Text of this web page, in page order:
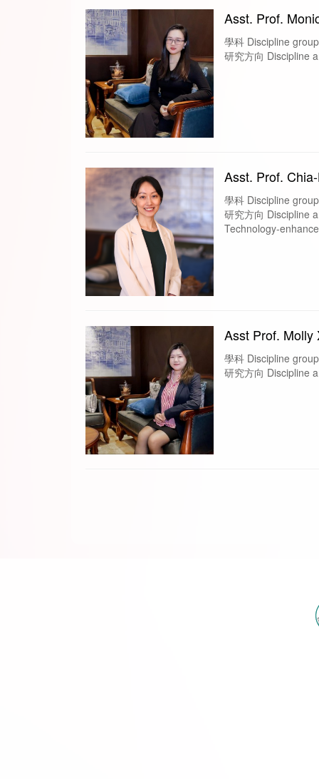
Asst. Prof.
學科 Discipline
研究方向 Discipline
Asst. Prof.
學科 Discipline
研究方向 Discipline
Technology-
Asst Prof. Molly
學科 Discipline
研究方向 Discipline